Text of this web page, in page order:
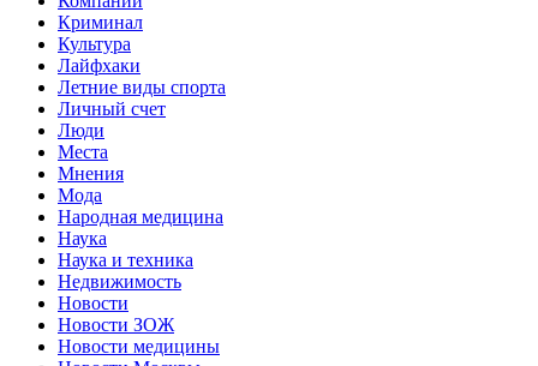
Криминал
Культура
Лайфхаки
Летние виды спорта
Личный счет
Люди
Места
Мнения
Мода
Народная медицина
Наука
Наука и техника
Недвижимость
Новости
Новости ЗОЖ
Новости медицины